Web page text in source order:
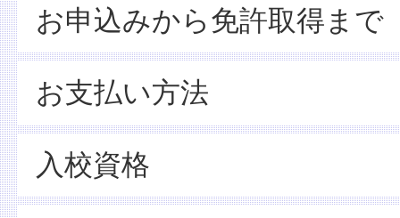
お申込みから免許取得まで
お支払い方法
入校資格